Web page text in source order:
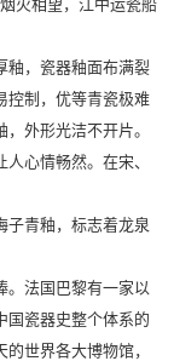
火相望，江中运瓷船
，瓷器釉面布满裂
控制，优等青瓷极难
外形光洁不开片。
心情畅然。在宋、
青釉，标志着龙泉
法国巴黎有一家以
国瓷器史整个体系的
世界各大博物馆，